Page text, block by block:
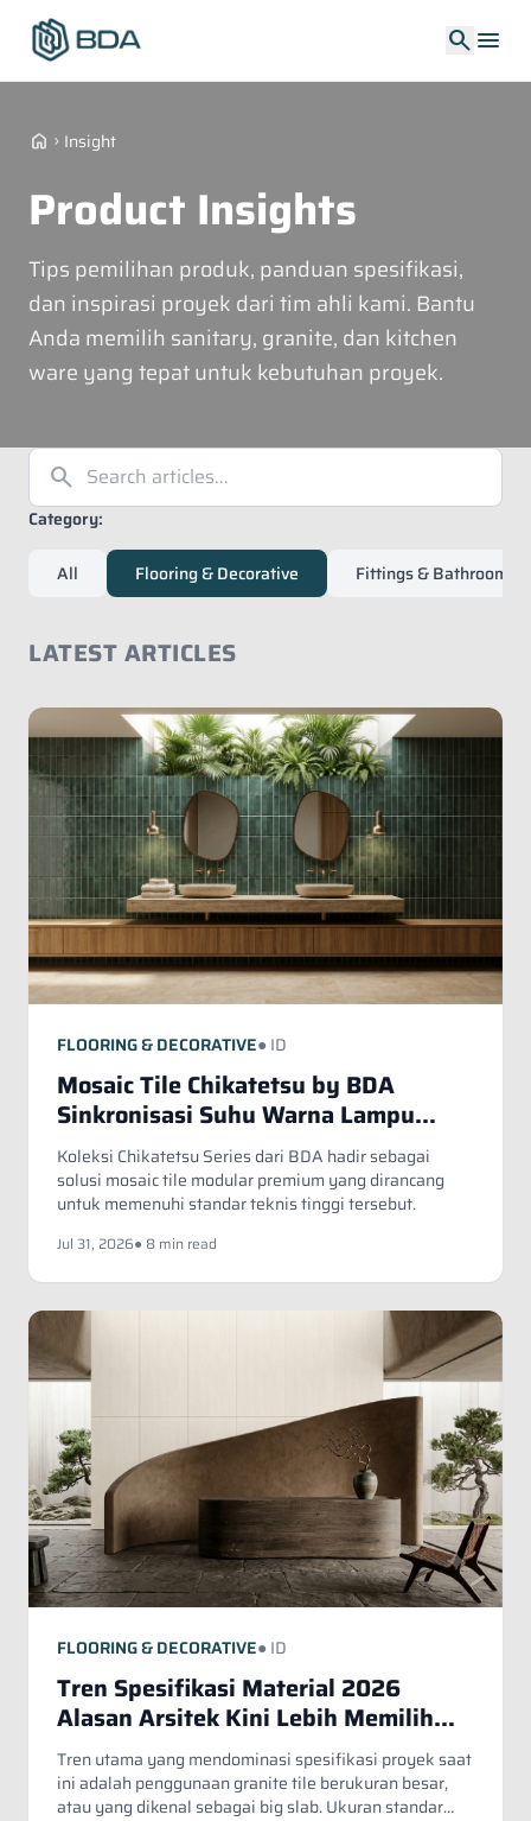
search menu
home chevron_right Insight
Product Insights
Tips pemilihan produk, panduan spesifikasi,
dan inspirasi proyek dari tim ahli kami. Bantu
Anda memilih sanitary, granite, dan kitchen
ware yang tepat untuk kebutuhan proyek.
search
Category:
All Flooring & Decorative Fittings & Bathroom
LATEST ARTICLES
FLOORING & DECORATIVE● ID
Mosaic Tile Chikatetsu by BDA
Sinkronisasi Suhu Warna Lampu
terhadap Pigmen Permukaan
Keramik
Koleksi Chikatetsu Series dari BDA hadir sebagai
solusi mosaic tile modular premium yang dirancang
untuk memenuhi standar teknis tinggi tersebut.
Jul 31, 2026● 8 min read
FLOORING & DECORATIVE● ID
Tren Spesifikasi Material 2026
Alasan Arsitek Kini Lebih Memilih
Granite Tile Big Slab 120x240
Dibanding Marmer
Tren utama yang mendominasi spesifikasi proyek saat
ini adalah penggunaan granite tile berukuran besar,
atau yang dikenal sebagai big slab. Ukuran standar